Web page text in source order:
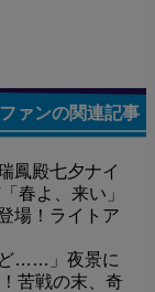
ァンの関連記事
鳳殿七夕ナイ
春よ、来い」
場！ライトア
ど……」夜景に
苦戦の末、奇